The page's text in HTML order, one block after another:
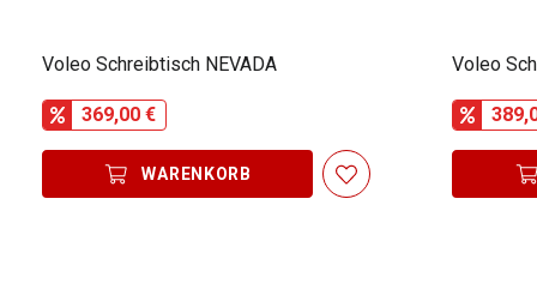
Voleo Schreibtisch NEVADA
369,00 €
WARENKORB
Voleo